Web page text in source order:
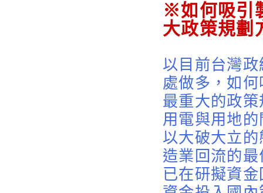
※如何吸引
大政策規劃
以目前台灣
處做多，如
最重大的政
用電與用地
以大破大立
造業回流的
已在研擬資